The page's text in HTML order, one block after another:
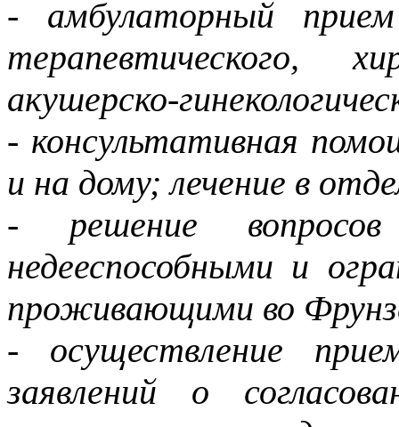
- амбулаторный
терапевтического,
акушерско-
- консультативная
и на дому; лечение в
- решение
недееспособными и
проживающими во
- осуществление
заявлений о